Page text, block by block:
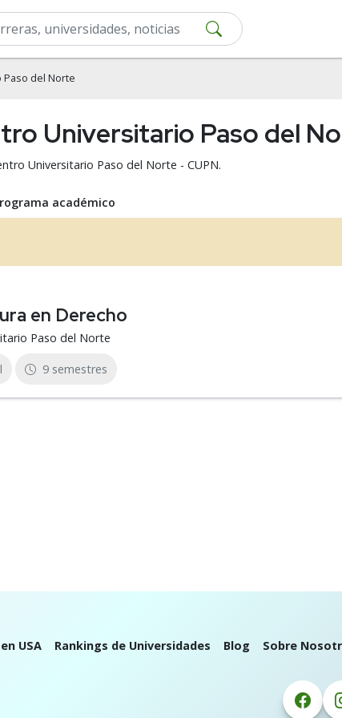
del Norte
Universitario Paso del
Universitario Paso del Norte - CUPN.
académico
en Derecho
Paso del Norte
9 semestres
USA Rankings de Universidades Blog Sobre